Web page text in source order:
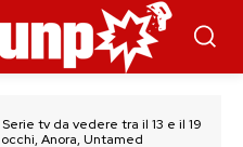
tv da vedere tra il 13 e il 19
Anora, Untamed